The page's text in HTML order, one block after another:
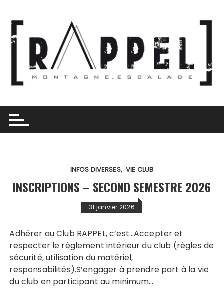
content
INFOS DIVERSES VIE CLUB
INSCRIPTIONS – SECOND SEMESTRE 2026
31 janvier 2026
Adhérer au Club RAPPEL, c’est…Accepter et
respecter le règlement intérieur du club (règles de
sécurité, utilisation du matériel,
responsabilités).S’engager à prendre part à la vie
du club en participant au minimum…